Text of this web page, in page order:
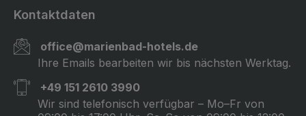
Kontaktdaten
office@marienbad-hotels.de
Ihre Emails bearbeiten wir bis nächsten Werktag.
+49 151 2610 3990
Wir sind telefonisch verfügbar – Mo–Fr von